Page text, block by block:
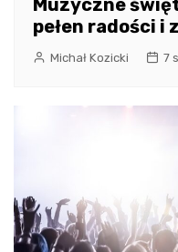
pełen radości i
Michał Kozicki 7